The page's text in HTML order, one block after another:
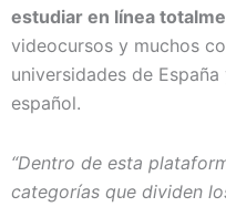
estudiar en línea
videocursos y muchos
universidades de
español.
“Dentro de esta
categorías que dividen